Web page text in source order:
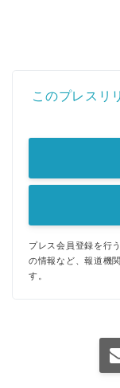
このプレスリ
プレス会員登録を行
の情報など、報道機
す。